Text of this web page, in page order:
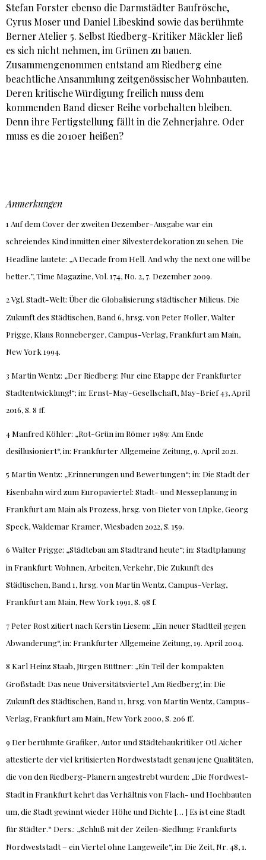
Stefan Forster ebenso die Darmstädter Baufrösche,
Cyrus Moser und Daniel Libeskind sowie das berühmte
Berner Atelier 5. Selbst Riedberg-Kritiker Mäckler ließ
es sich nicht nehmen, im Grünen zu bauen.
Zusammengenommen entstand am Riedberg eine
beachtliche Ansammlung zeitgenössischer Wohnbauten.
Deren kritische Würdigung freilich muss dem
kommenden Band dieser Reihe vorbehalten bleiben.
Denn ihre Fertigstellung fällt in die Zehnerjahre. Oder
muss es die 2010er heißen?
Anmerkungen
1 Auf dem Cover der zweiten Dezember-Ausgabe war ein
schreiendes Kind inmitten einer Silvesterdekoration zu sehen. Die
Headline lautete: „A Decade from Hell. And why the next one will be
better.”, Time Magazine, Vol. 174, No. 2, 7. Dezember 2009.
2 Vgl. Stadt-Welt: Über die Globalisierung städtischer Milieus. Die
Zukunft des Städtischen, Band 6, hrsg. von Peter Noller, Walter
Prigge, Klaus Ronneberger, Campus-Verlag, Frankfurt am Main,
New York 1994.
3 Martin Wentz: „Der Riedberg: Nur eine Etappe der Frankfurter
Stadtentwicklung!“; in: Ernst-May-Gesellschaft, May-Brief 43, April
2016, S. 8 ff.
4 Manfred Köhler: „Rot-Grün im Römer 1989: Am Ende
desillusioniert“, in: Frankfurter Allgemeine Zeitung, 9. April 2021.
5 Martin Wentz: „Erinnerungen und Bewertungen“; in: Die Stadt der
Eisenbahn wird zum Europaviertel: Stadt- und Messeplanung in
Frankfurt am Main als Prozess, hrsg. von Dieter von Lüpke, Georg
Speck, Waldemar Kramer, Wiesbaden 2022, S. 159.
6 Walter Prigge: „Städtebau am Stadtrand heute“; in: Stadtplanung
in Frankfurt: Wohnen, Arbeiten, Verkehr, Die Zukunft des
Städtischen, Band 1, hrsg. von Martin Wentz, Campus-Verlag,
Frankfurt am Main, New York 1991, S. 98 f.
7 Peter Rost zitiert nach Kerstin Liesem: „Ein neuer Stadtteil gegen
Abwanderung“, in: Frankfurter Allgemeine Zeitung, 19. April 2004.
8 Karl Heinz Staab, Jürgen Büttner: „Ein Teil der kompakten
Großstadt: Das neue Universitätsviertel ,Am Riedberg‘, in: Die
Zukunft des Städtischen, Band 11, hrsg. von Martin Wentz, Campus-
Verlag, Frankfurt am Main, New York 2000, S. 206 ff.
9 Der berühmte Grafiker, Autor und Städtebaukritiker Otl Aicher
attestierte der viel kritisierten Nordweststadt genau jene Qualitäten,
die von den Riedberg-Planern angestrebt wurden: „Die Nordwest-
Stadt in Frankfurt kehrt das Verhältnis von Flach- und Hochbauten
um, die Stadt gewinnt wieder Höhe und Dichte [… ] Es ist eine Stadt
für Städter.“ Ders.: „Schluß mit der Zeilen-Siedlung: Frankfurts
Nordweststadt – ein Viertel ohne Langeweile“, in: Die Zeit, Nr. 48, 1.